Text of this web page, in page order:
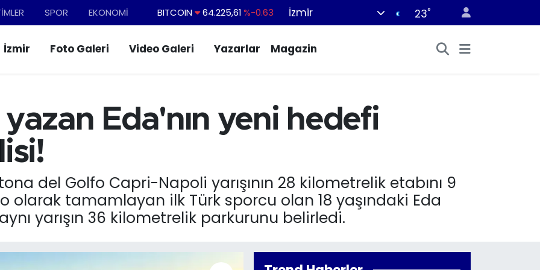
SPOR EKONOMİ
DOLAR 47,6704 %0
%70
İzmir 23°
İzmir Foto Galeri Video Galeri Yazarlar Magazin
Eda'nın yeni hedefi
del Golfo Capri-Napoli yarışının 28 kilometrelik etabını 9
olarak tamamlayan ilk Türk sporcu olan 18 yaşındaki Eda
yarışın 36 kilometrelik parkurunu belirledi.